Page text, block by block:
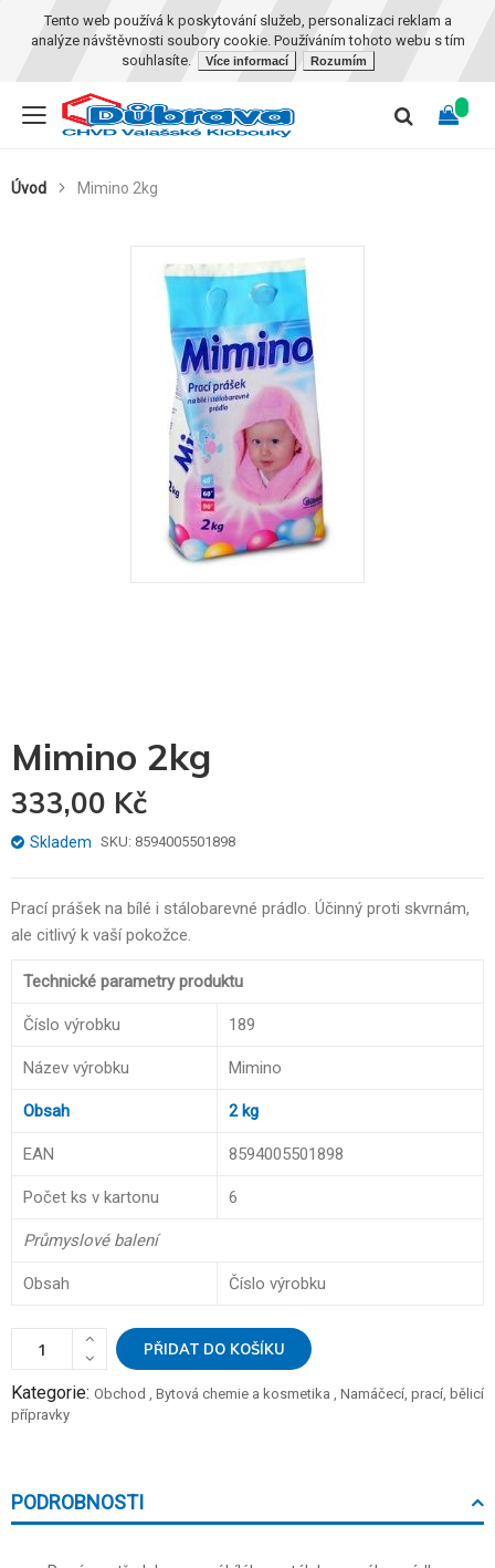
Tento web používá k poskytování služeb, personalizaci reklam a
analýze návštěvnosti soubory cookie. Používáním tohoto webu s tím
souhlasíte.
Více informací Rozumím
Úvod Mimino 2kg
Mimino 2kg
333,00 Kč
Skladem SKU 8594005501898
Prací prášek na bílé i stálobarevné prádlo. Účinný proti skvrnám,
ale citlivý k vaší pokožce.
Technické parametry produktu
Číslo výrobku 189
Název výrobku Mimino
Obsah 2 kg
EAN 8594005501898
Počet ks v kartonu 6
Průmyslové balení
Obsah Číslo výrobku
PŘIDAT DO KOŠÍKU
Kategorie: Obchod , Bytová chemie a kosmetika , Namáčecí, prací, bělicí
přípravky
to
beginning
of
the
gallery
PODROBNOSTI